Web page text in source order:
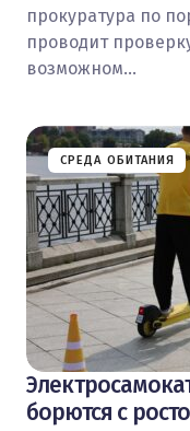
прокуратура по
проводит
возможном…
СРЕДА ОБИТАНИЯ
борются с